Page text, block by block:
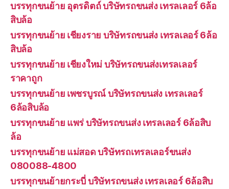
บรรทุกขนย้าย อุตรดิตถ์ บริษัทรถขนส่ง เทรลเลอร์ 6ล้อ
สิบล้อ
บรรทุกขนย้าย เชียงราย บริษัทรถขนส่ง เทรลเลอร์ 6ล้อ
สิบล้อ
บรรทุกขนย้าย เชียงใหม่ บริษัทรถขนส่งเทรลเลอร์
ราคาถูก
บรรทุกขนย้าย เพชรบูรณ์ บริษัทรถขนส่ง เทรลเลอร์
6ล้อสิบล้อ
บรรทุกขนย้าย แพร่ บริษัทรถขนส่ง เทรลเลอร์ 6ล้อสิบ
ล้อ
บรรทุกขนย้าย แม่สอด บริษัทรถเทรลเลอร์ขนส่ง
080088-4800
บรรทุกขนย้ายกระบี่ บริษัทรถขนส่ง เทรลเลอร์ 6ล้อสิบ